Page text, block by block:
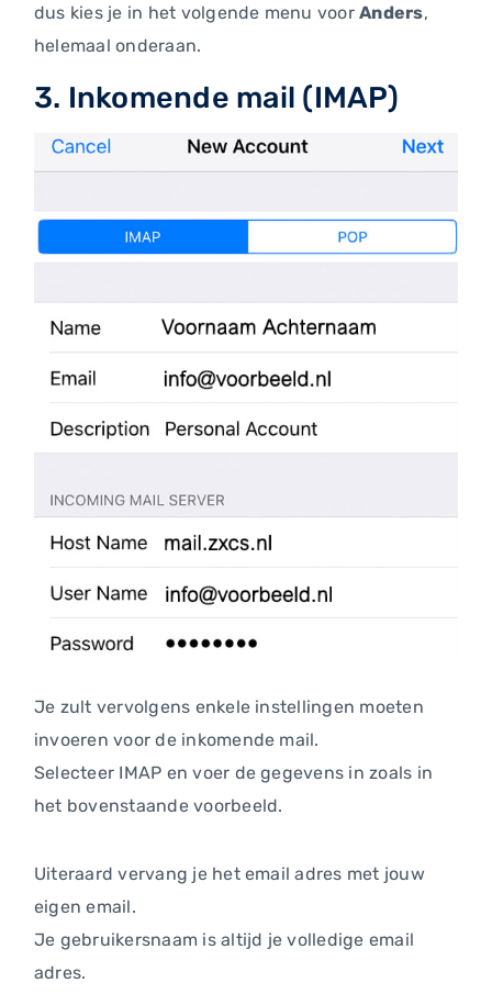
dus kies je in het volgende menu voorAnders,
helemaal onderaan.
3. Inkomende mail (IMAP)
Je zult vervolgens enkele instellingen moeten
invoeren voor de inkomende mail.
Selecteer IMAP en voer de gegevens in zoals in
het bovenstaande voorbeeld.
Uiteraard vervang je het email adres met jouw
eigen email.
Je gebruikersnaam is altijd je volledige email
adres.